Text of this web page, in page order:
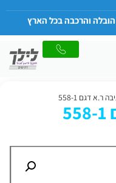
הובלה והרכבה בכל הארץ
ר.א דגם 558-1